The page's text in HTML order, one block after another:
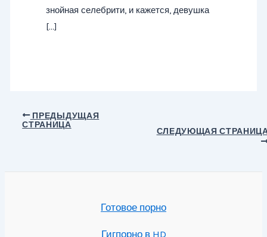
знойная селебрити, и кажется, девушка
[…]
Навигация
ПРЕДЫДУЩАЯ
СТРАНИЦА
СЛЕДУЮЩАЯ
Готовое порно
Гигпорно в HD